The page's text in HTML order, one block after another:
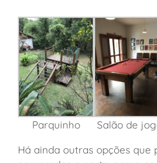
Parquinho Salão de
Há ainda outras opções que